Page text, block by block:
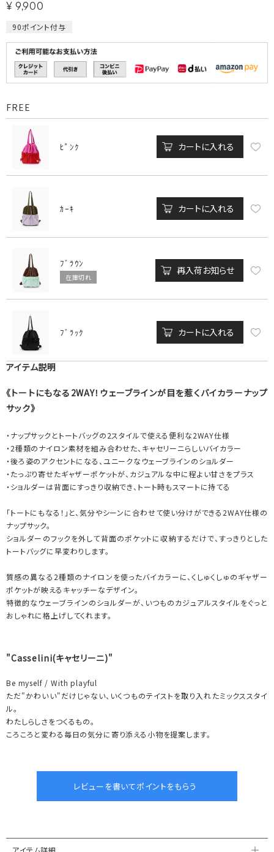
¥ 9,900
90ポイント付与
FREE
ﾋﾟﾝｸ カートに入れる
ｶｰｷ カートに入れる
ﾌﾞﾗｳﾝ
在庫切れ
再入荷お知らせ
ﾌﾞﾗｯｸ カートに入れる
アイテム説明
《トートにもなる2WAY！ウェーブラインが目を惹くバイカラーナップ
サック》
・ナップサックとトートバッグの2スタイルで使える便利な2WAY仕様
・2種類のナイロン素材を組み合わせた、キャセリーニらしいバイカラー
・後ろ姿のアクセントになる、ユニークなウェーブラインのショルダー
・たっぷり寄せたギャザーポケットが、カジュアルな中に程よい甘さをプラス
・ショルダーは背面にすっきり収納でき、トート時もスマートに持てる
「トートにもなる！」と、気分やシーンに合わせて使い分けができる2WAY仕様の
ナップサック。
ショルダーのフックを外して背面のポケットに収納するだけで、すっきりとした
トートバッグに早変わりします。
質感の異なる2種類のナイロンを使ったバイカラーに、くしゅくしゅのギャザー
ポケットが映えるキャッチーなデザイン。
特徴的なウェーブラインのショルダーが、いつものカジュアルスタイルをぐっと
おしゃれに格上げしてくれます。
"Casselini(キャセリーニ)"
Be myself / With playful
ただ"かわいい"だけじゃない、いくつものテイストを取り入れたミックススタイ
ル。
わたしらしさをつくるもの。
ころころと変わる毎日の気分に寄り添える小物を提案します。
アイテム詳細